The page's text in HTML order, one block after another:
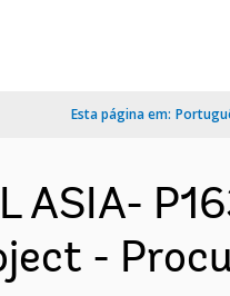
Esta página em:
ASIA-
-